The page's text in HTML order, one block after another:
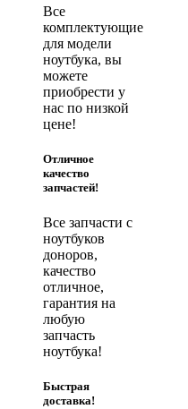
Все
комплектующие
для модели
ноутбука, вы
можете
приобрести у
нас по низкой
цене!
Отличное
качество
запчастей!
Все запчасти с
ноутбуков
доноров,
качество
отличное,
гарантия на
любую
запчасть
ноутбука!
Быстрая
доставка!